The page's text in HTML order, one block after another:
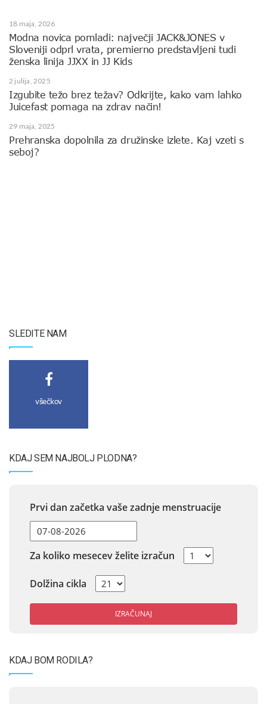
18 maja, 2026
Modna novica pomladi: največji JACK&JONES v
Sloveniji odprl vrata, premierno predstavljeni tudi
ženska linija JJXX in JJ Kids
2 julija, 2025
Izgubite težo brez težav? Odkrijte, kako vam lahko
Juicefast pomaga na zdrav način!
29 maja, 2025
Prehranska dopolnila za družinske izlete. Kaj vzeti s
seboj?
SLEDITE NAM
všečkov
KDAJ SEM NAJBOLJ PLODNA?
Prvi dan začetka vaše zadnje menstruacije
Za koliko mesecev želite izračun
Dolžina cikla
IZRAČUNAJ
KDAJ BOM RODILA?